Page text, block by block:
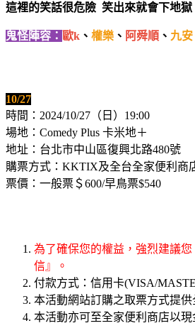
這裡的笑話很危險 笑出來就會下地獄
鬼怪陣容： 歐k 、 權樂 、 阿舜順 、 九安
10/27
時間：2024/10/27（日）19:00
場地：Comedy Plus 卡米地＋
地址：台北市中山區復興北路480號
購票方式：KKTIX及全台全家便利商
票價：一般票＄600/早鳥票$540
為了確保您的權益，強烈建議
信』。
付款方式：信用卡(VISA/
本活動網站訂購之取票方式提
本活動亦可至全家便利商店以